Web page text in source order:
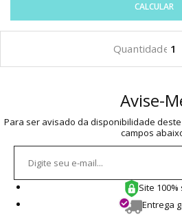
CALCULAR
Avise-
Para ser avisado da disponibilidade
campos
Site
Entrega